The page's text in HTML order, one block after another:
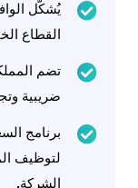
يُشكّل
القطاع
تضم
ضريبية
برنامج
لتوظيف
الشركة.